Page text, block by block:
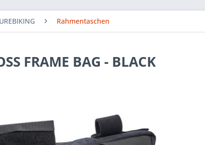
Rahmentaschen
FRAME BAG - BLACK